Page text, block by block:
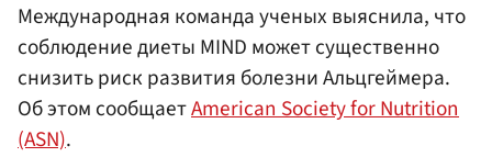
Международная команда ученых выяснила, что
соблюдение диеты MIND может существенно
снизить риск развития болезни Альцгеймера.
Об этом сообщаетAmerican Society for Nutrition
(ASN).